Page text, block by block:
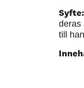
Syfte:
deras
till